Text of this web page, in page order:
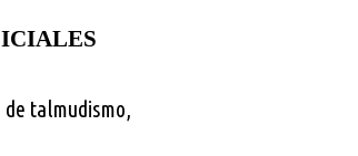
talmudismo,